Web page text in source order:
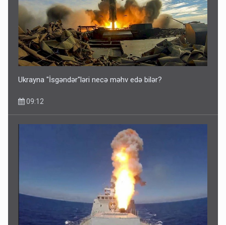
Ukrayna "İsgəndər"ləri necə məhv edə bilər?
09:12